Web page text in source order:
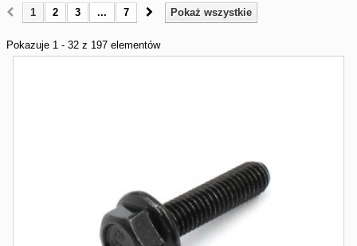
Pokaż wszystkie
1 2 3 ... 7
Pokazuje 1 - 32 z 197 elementów